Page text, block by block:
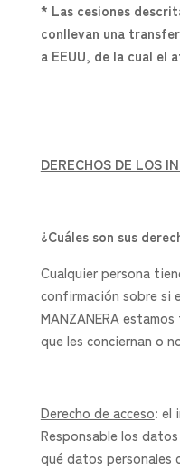
* Las cesiones
conllevan una
a EEUU, de la cual
DERECHOS DE LOS
¿Cuáles son sus
Cualquier persona
confirmación sobre si
MANZANERA
que les conciernan o
Derecho de acceso: el
Responsable los
qué datos personales